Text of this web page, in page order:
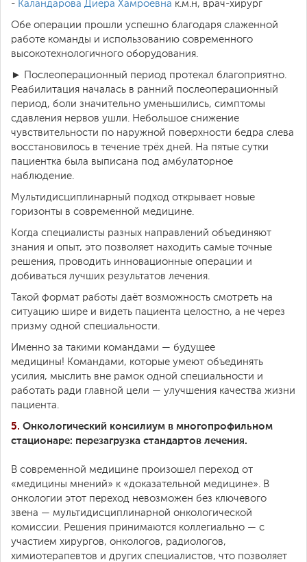
- Каландарова Диёра Хамроевна к.м.н, врач-хирург
Обе операции прошли успешно благодаря слаженной
работе команды и использованию современного
высокотехнологичного оборудования.
► Послеоперационный период протекал благоприятно.
Реабилитация началась в ранний послеоперационный
период, боли значительно уменьшились, симптомы
сдавления нервов ушли. Небольшое снижение
чувствительности по наружной поверхности бедра слева
восстановилось в течение трёх дней. На пятые сутки
пациентка была выписана под амбулаторное
наблюдение.
Мультидисциплинарный подход открывает новые
горизонты в современной медицине.
Когда специалисты разных направлений объединяют
знания и опыт, это позволяет находить самые точные
решения, проводить инновационные операции и
добиваться лучших результатов лечения.
Такой формат работы даёт возможность смотреть на
ситуацию шире и видеть пациента целостно, а не через
призму одной специальности.
Именно за такими командами — будущее
медицины! Командами, которые умеют объединять
усилия, мыслить вне рамок одной специальности и
работать ради главной цели — улучшения качества жизни
пациента.
5. Онкологический консилиум в многопрофильном
стационаре: перезагрузка стандартов лечения.
В современной медицине произошел переход от
«медицины мнений» к «доказательной медицине». В
онкологии этот переход невозможен без ключевого
звена — мультидисциплинарной онкологической
комиссии. Решения принимаются коллегиально — с
участием хирургов, онкологов, радиологов,
химиотерапевтов и других специалистов, что позволяет